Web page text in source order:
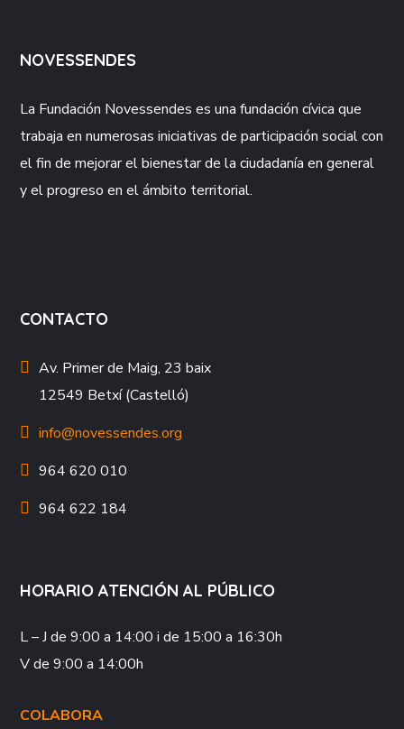
NOVESSENDES
La Fundación Novessendes es una fundación cívica que
trabaja en numerosas iniciativas de participación social con
el fin de mejorar el bienestar de la ciudadanía en general
y el progreso en el ámbito territorial.
CONTACTO
Av. Primer de Maig, 23 baix
12549 Betxí (Castelló)
info@novessendes.org
964 620 010
964 622 184
HORARIO ATENCIÓN AL PÚBLICO
L – Jde 9:00 a 14:00 i de 15:00 a 16:30h
Vde 9:00 a 14:00h
COLABORA